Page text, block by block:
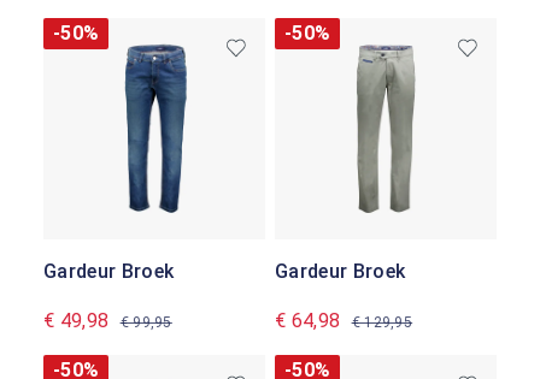
-50%
Gardeur Broek
€ 49,98 € 99,95
-50%
Gardeur Broek
€ 64,98 € 129,95
-50% -50%